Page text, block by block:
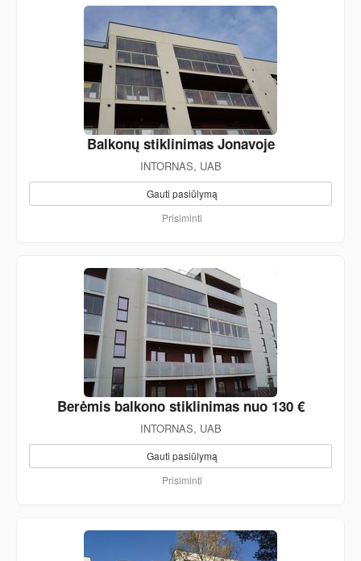
Balkonų stiklinimas Jonavoje
INTORNAS, UAB
Gauti pasiūlymą
Prisiminti
Berėmis balkono stiklinimas nuo 130 €
INTORNAS, UAB
Gauti pasiūlymą
Prisiminti